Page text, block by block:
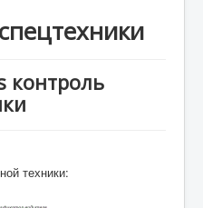
контроль
техники: